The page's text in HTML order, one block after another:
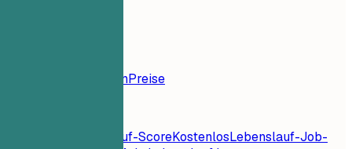
FunktionenPreise
Sofortiger Lebenslauf-ScoreKostenlosLebenslauf-Job-